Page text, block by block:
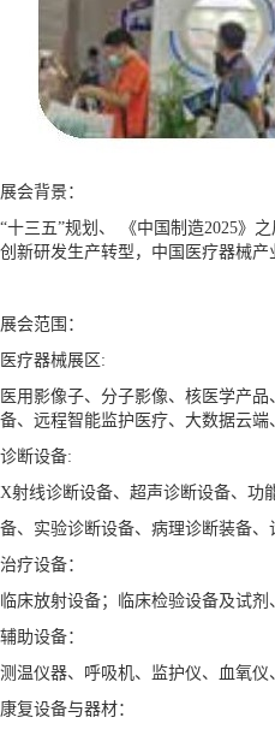
展会背景：
“十三五”规划、 《中国制造2025》
创新研发生产转型，中国医疗器械
展会范围：
医疗器械展区:
医用影像子、分子影像、核医学产
备、远程智能监护医疗、大数据云
诊断设备:
X射线诊断设备、超声诊断设备、功
备、实验诊断设备、病理诊断装备
治疗设备：
临床放射设备；临床检验设备及试
辅助设备：
测温仪器、呼吸机、监护仪、血氧
康复设备与器材：